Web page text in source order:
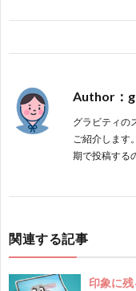
Author：
グラビティの
ご紹介します
期で投稿する
関連する記事
印象に